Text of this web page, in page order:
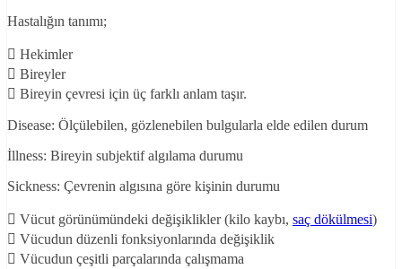
Hastalığın tanımı;
 Hekimler
 Bireyler
 Bireyin çevresi için üç farklı anlam taşır.
Disease: Ölçülebilen, gözlenebilen bulgularla elde edilen durum
İllness: Bireyin subjektif algılama durumu
Sickness: Çevrenin algısına göre kişinin durumu
 Vücut görünümündeki değişiklikler (kilo kaybı, saç dökülmesi)
 Vücudun düzenli fonksiyonlarında değişiklik
 Vücudun çeşitli parçalarında çalışmama